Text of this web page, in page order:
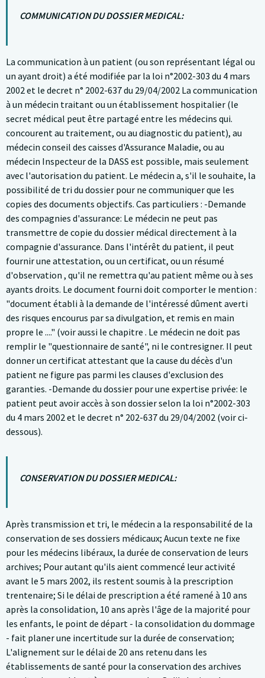
COMMUNICATION DU DOSSIER MEDICAL:
La communication à un patient (ou son représentant légal ou
un ayant droit) a été modifiée par la loi n°2002-303 du 4 mars
2002 et le decret n° 2002-637 du 29/04/2002 La communication
à un médecin traitant ou un établissement hospitalier (le
secret médical peut être partagé entre les médecins qui.
concourent au traitement, ou au diagnostic du patient), au
médecin conseil des caisses d'Assurance Maladie, ou au
médecin Inspecteur de la DASS est possible, mais seulement
avec l'autorisation du patient. Le médecin a, s'il le souhaite, la
possibilité de tri du dossier pour ne communiquer que les
copies des documents objectifs. Cas particuliers : -Demande
des compagnies d'assurance: Le médecin ne peut pas
transmettre de copie du dossier médical directement à la
compagnie d'assurance. Dans l'intérêt du patient, il peut
fournir une attestation, ou un certificat, ou un résumé
d'observation , qu'il ne remettra qu'au patient même ou à ses
ayants droits. Le document fourni doit comporter le mention :
"document établi à la demande de l'intéressé dûment averti
des risques encourus par sa divulgation, et remis en main
propre le ...." (voir aussi le chapitre . Le médecin ne doit pas
remplir le "questionnaire de santé", ni le contresigner. Il peut
donner un certificat attestant que la cause du décès d'un
patient ne figure pas parmi les clauses d'exclusion des
garanties. -Demande du dossier pour une expertise privée: le
patient peut avoir accès à son dossier selon la loi n°2002-303
du 4 mars 2002 et le decret n° 202-637 du 29/04/2002 (voir ci-
dessous).
CONSERVATION DU DOSSIER MEDICAL:
Après transmission et tri, le médecin a la responsabilité de la
conservation de ses dossiers médicaux; Aucun texte ne fixe
pour les médecins libéraux, la durée de conservation de leurs
archives; Pour autant qu'ils aient commencé leur activité
avant le 5 mars 2002, ils restent soumis à la prescription
trentenaire; Si le délai de prescription a été ramené à 10 ans
après la consolidation, 10 ans après l'âge de la majorité pour
les enfants, le point de départ - la consolidation du dommage
- fait planer une incertitude sur la durée de conservation;
L'alignement sur le délai de 20 ans retenu dans les
établissements de santé pour la conservation des archives